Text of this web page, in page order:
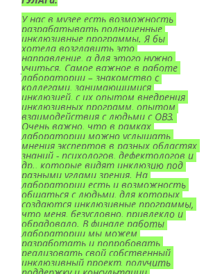
У нас в музее есть возможность
разрабатывать полноценные
инклюзивные программы. Я бы
хотела возглавить это
направление, а для этого нужно
учиться. Самое важное в работе
лаборатории – знакомство с
коллегами, занимающимися
инклюзией, с их опытом внедрения
инклюзивных программ, опытом
взаимодействия с людьми с ОВЗ.
Очень важно, что в рамках
лаборатории можно услышать
мнения экспертов в разных областях
знаний - психологов, дефектологов и
др., которые видят инклюзию под
разными углами зрения. На
лаборатории есть и возможность
общаться с людьми, для которых
создаются инклюзивные программы,
что меня, безусловно, привлекло и
обрадовало. В финале работы
лаборатории мы можем
разработать и попробовать
реализовать свой собственный
инклюзивный проект, получить